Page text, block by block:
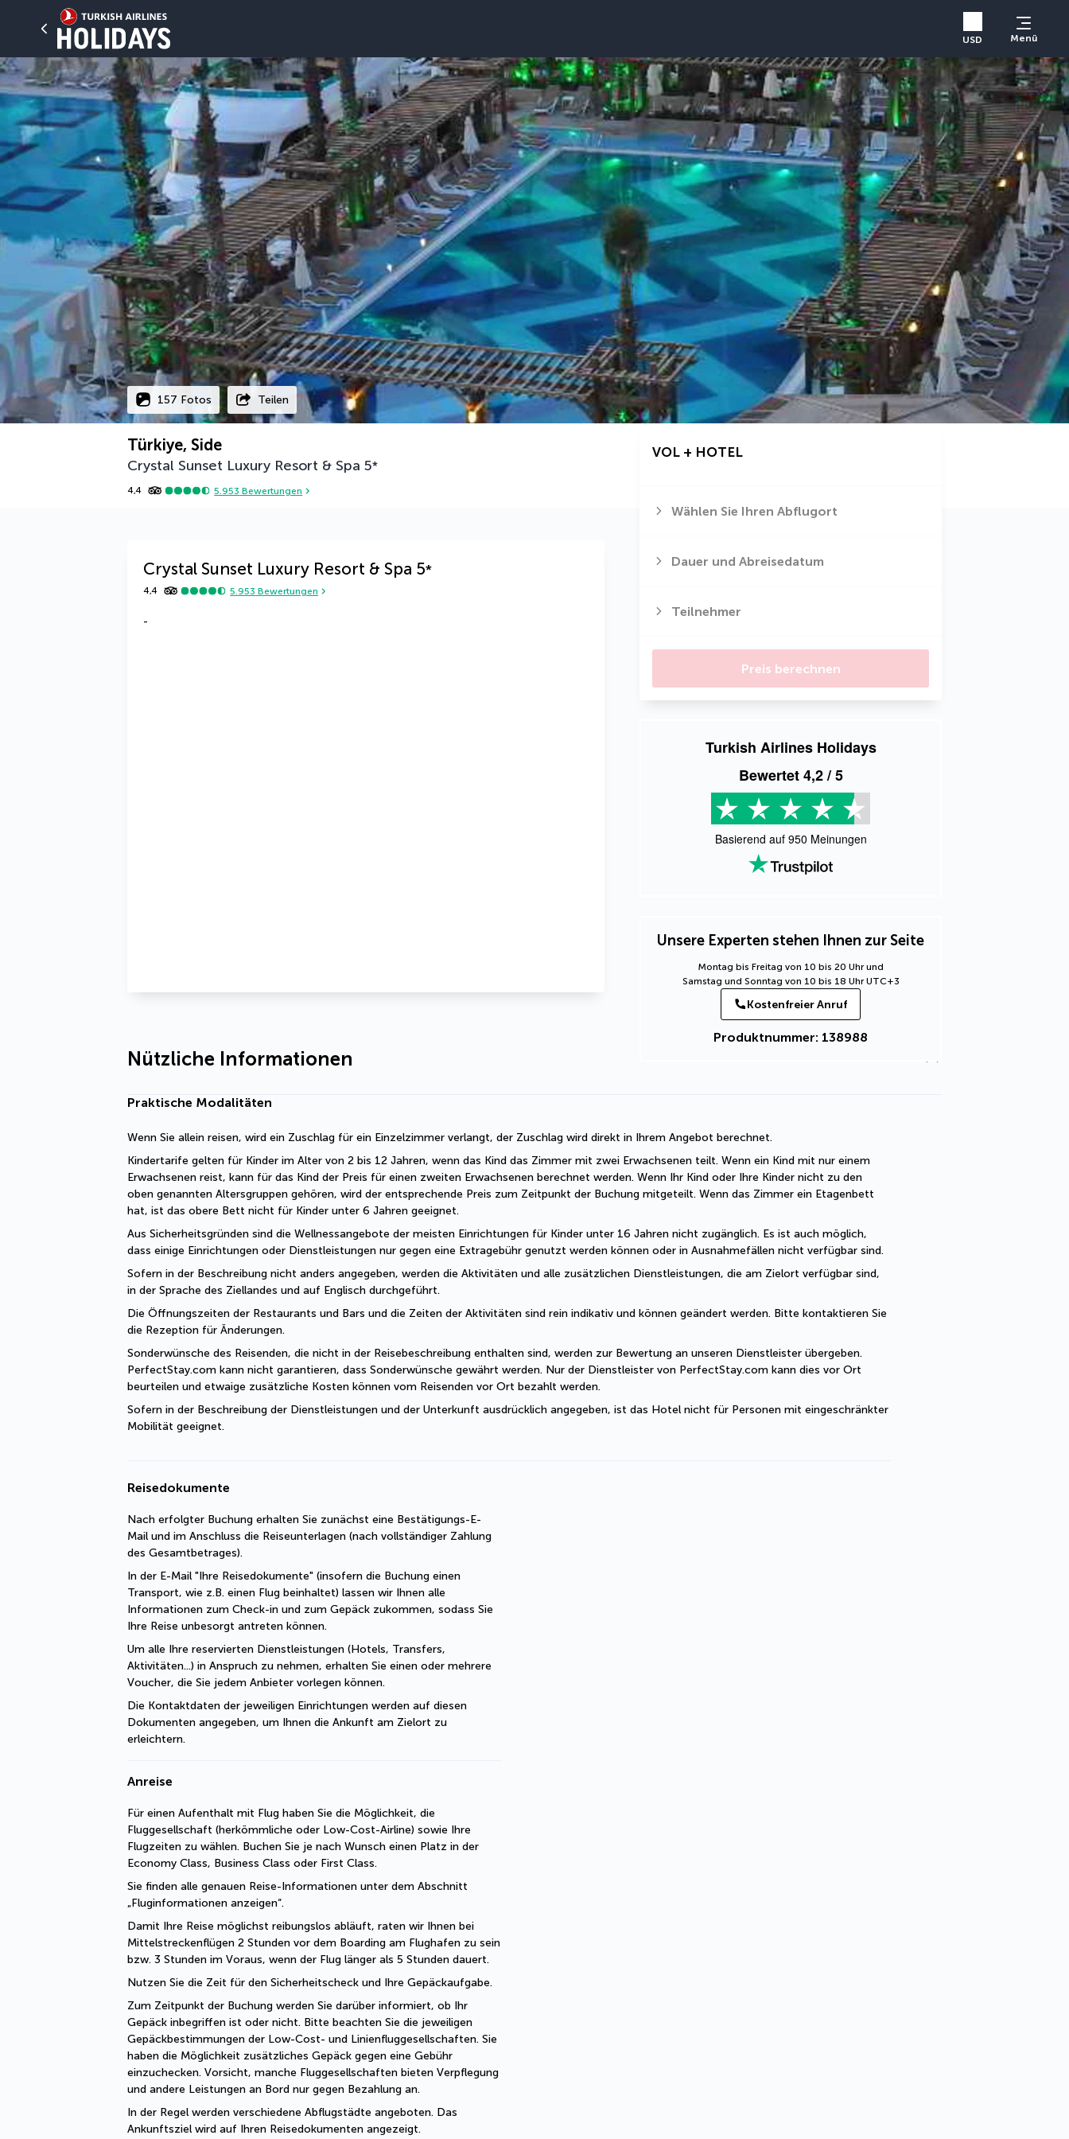
USD Menü
157 Fotos Teilen
Türkiye, Side
Crystal Sunset Luxury Resort & Spa 5*
4,4 5.953 Bewertungen
VOL + HOTEL
Wählen Sie Ihren Abflugort
Dauer und Abreisedatum
Teilnehmer
Preis berechnen
Turkish Airlines Holidays
Bewertet4,2/ 5
Basierend auf 950 Meinungen
Unsere Experten stehen Ihnen zur Seite
Montag bis Freitag von 10 bis 20 Uhr und
Samstag und Sonntag von 10 bis 18 Uhr UTC+3
Kostenfreier Anruf
Produktnummer: 138988
Crystal Sunset Luxury Resort & Spa 5*
4,4 5.953 Bewertungen
-
Nützliche Informationen
Praktische Modalitäten
Wenn Sie allein reisen, wird ein Zuschlag für ein Einzelzimmer verlangt, der Zuschlag wird direkt in Ihrem Angebot berechnet.
Kindertarife gelten für Kinder im Alter von 2 bis 12 Jahren, wenn das Kind das Zimmer mit zwei Erwachsenen teilt. Wenn ein Kind mit nur einem
Erwachsenen reist, kann für das Kind der Preis für einen zweiten Erwachsenen berechnet werden. Wenn Ihr Kind oder Ihre Kinder nicht zu den
oben genannten Altersgruppen gehören, wird der entsprechende Preis zum Zeitpunkt der Buchung mitgeteilt. Wenn das Zimmer ein Etagenbett
hat, ist das obere Bett nicht für Kinder unter 6 Jahren geeignet.
Aus Sicherheitsgründen sind die Wellnessangebote der meisten Einrichtungen für Kinder unter 16 Jahren nicht zugänglich. Es ist auch möglich,
dass einige Einrichtungen oder Dienstleistungen nur gegen eine Extragebühr genutzt werden können oder in Ausnahmefällen nicht verfügbar sind.
Sofern in der Beschreibung nicht anders angegeben, werden die Aktivitäten und alle zusätzlichen Dienstleistungen, die am Zielort verfügbar sind,
in der Sprache des Ziellandes und auf Englisch durchgeführt.
Die Öffnungszeiten der Restaurants und Bars und die Zeiten der Aktivitäten sind rein indikativ und können geändert werden. Bitte kontaktieren Sie
die Rezeption für Änderungen.
Sonderwünsche des Reisenden, die nicht in der Reisebeschreibung enthalten sind, werden zur Bewertung an unseren Dienstleister übergeben.
PerfectStay.com kann nicht garantieren, dass Sonderwünsche gewährt werden. Nur der Dienstleister von PerfectStay.com kann dies vor Ort
beurteilen und etwaige zusätzliche Kosten können vom Reisenden vor Ort bezahlt werden.
Sofern in der Beschreibung der Dienstleistungen und der Unterkunft ausdrücklich angegeben, ist das Hotel nicht für Personen mit eingeschränkter
Mobilität geeignet.
Reisedokumente
Nach erfolgter Buchung erhalten Sie zunächst eine Bestätigungs-E-
Mail und im Anschluss die Reiseunterlagen (nach vollständiger Zahlung
des Gesamtbetrages).
In der E-Mail "Ihre Reisedokumente" (insofern die Buchung einen
Transport, wie z.B. einen Flug beinhaltet) lassen wir Ihnen alle
Informationen zum Check-in und zum Gepäck zukommen, sodass Sie
Ihre Reise unbesorgt antreten können.
Um alle Ihre reservierten Dienstleistungen (Hotels, Transfers,
Aktivitäten...) in Anspruch zu nehmen, erhalten Sie einen oder mehrere
Voucher, die Sie jedem Anbieter vorlegen können.
Die Kontaktdaten der jeweiligen Einrichtungen werden auf diesen
Dokumenten angegeben, um Ihnen die Ankunft am Zielort zu
erleichtern.
Anreise
Für einen Aufenthalt mit Flug haben Sie die Möglichkeit, die
Fluggesellschaft (herkömmliche oder Low-Cost-Airline) sowie Ihre
Flugzeiten zu wählen. Buchen Sie je nach Wunsch einen Platz in der
Economy Class, Business Class oder First Class.
Sie finden alle genauen Reise-Informationen unter dem Abschnitt
„Fluginformationen anzeigen“.
Damit Ihre Reise möglichst reibungslos abläuft, raten wir Ihnen bei
Mittelstreckenflügen 2 Stunden vor dem Boarding am Flughafen zu sein
bzw. 3 Stunden im Voraus, wenn der Flug länger als 5 Stunden dauert.
Nutzen Sie die Zeit für den Sicherheitscheck und Ihre Gepäckaufgabe.
Zum Zeitpunkt der Buchung werden Sie darüber informiert, ob Ihr
Gepäck inbegriffen ist oder nicht. Bitte beachten Sie die jeweiligen
Gepäckbestimmungen der Low-Cost- und Linienfluggesellschaften. Sie
haben die Möglichkeit zusätzliches Gepäck gegen eine Gebühr
einzuchecken. Vorsicht, manche Fluggesellschaften bieten Verpflegung
und andere Leistungen an Bord nur gegen Bezahlung an.
In der Regel werden verschiedene Abflugstädte angeboten. Das
Ankunftsziel wird auf Ihren Reisedokumenten angezeigt.